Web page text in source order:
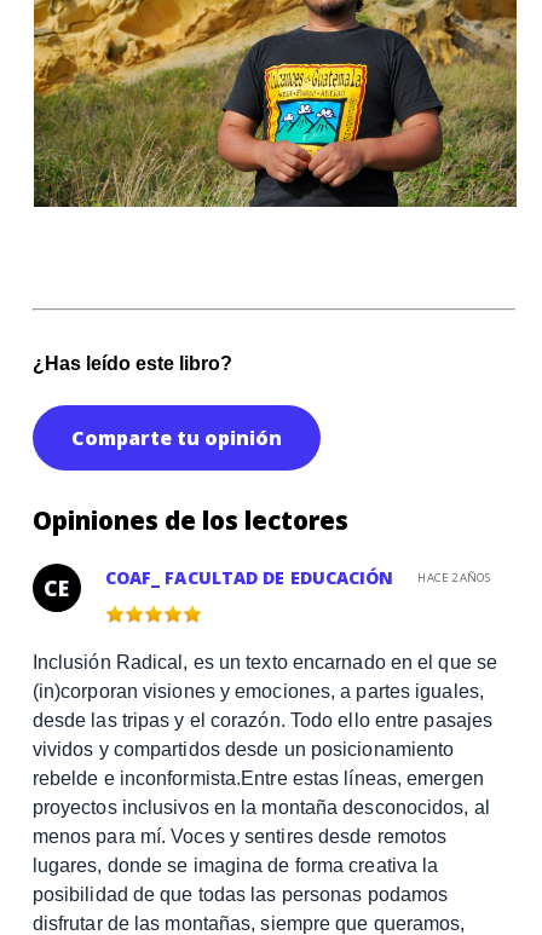
¿Has leído este libro?
Comparte tu opinión
Opiniones de los lectores
CE COAF_ FACULTAD DE EDUCACIÓN HACE 2 AÑOS
Inclusión Radical, es un texto encarnado en el que se
(in)corporan visiones y emociones, a partes iguales,
desde las tripas y el corazón. Todo ello entre pasajes
vividos y compartidos desde un posicionamiento
rebelde e inconformista.Entre estas líneas, emergen
proyectos inclusivos en la montaña desconocidos, al
menos para mí. Voces y sentires desde remotos
lugares, donde se imagina de forma creativa la
posibilidad de que todas las personas podamos
disfrutar de las montañas, siempre que queramos,